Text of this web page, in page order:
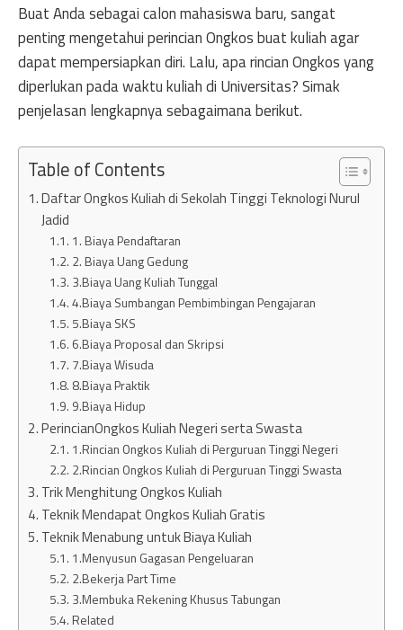
Buat Anda sebagai calon mahasiswa baru, sangat
penting mengetahui perincian Ongkos buat kuliah agar
dapat mempersiapkan diri. Lalu, apa rincian Ongkos yang
diperlukan pada waktu kuliah di Universitas? Simak
penjelasan lengkapnya sebagaimana berikut.
Table of Contents
Daftar Ongkos Kuliah di Sekolah Tinggi Teknologi Nurul
Jadid
1. Biaya Pendaftaran
2. Biaya Uang Gedung
3.Biaya Uang Kuliah Tunggal
4.Biaya Sumbangan Pembimbingan Pengajaran
5.Biaya SKS
6.Biaya Proposal dan Skripsi
7.Biaya Wisuda
8.Biaya Praktik
9.Biaya Hidup
PerincianOngkos Kuliah Negeri serta Swasta
1.Rincian Ongkos Kuliah di Perguruan Tinggi Negeri
2.Rincian Ongkos Kuliah di Perguruan Tinggi Swasta
Trik Menghitung Ongkos Kuliah
Teknik Mendapat Ongkos Kuliah Gratis
Teknik Menabung untuk Biaya Kuliah
1.Menyusun Gagasan Pengeluaran
2.Bekerja Part Time
3.Membuka Rekening Khusus Tabungan
Related